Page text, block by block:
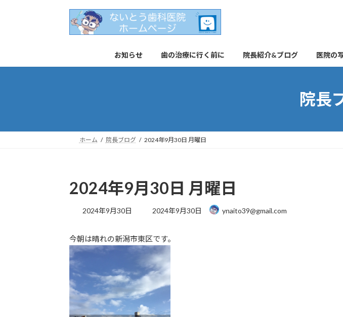
へ
ョ
お知らせ 歯の治療に行く前に 院長紹介&ブログ 医院の
院長
ホーム 院長ブログ 2024年9月30日 月曜日
2024年9月30日 月曜日
2024年9月30日
最
新
日
時
2024年9月30日 ynaito39@gmail.com
今朝は晴れの新潟市東区です。